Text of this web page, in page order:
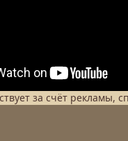
за счёт рекламы,